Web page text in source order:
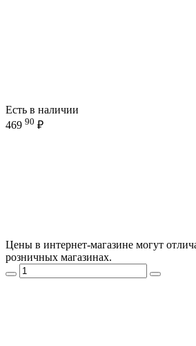
Есть в наличии
469 90 ₽
Цены в интернет-магазине могут
розничных магазинах.